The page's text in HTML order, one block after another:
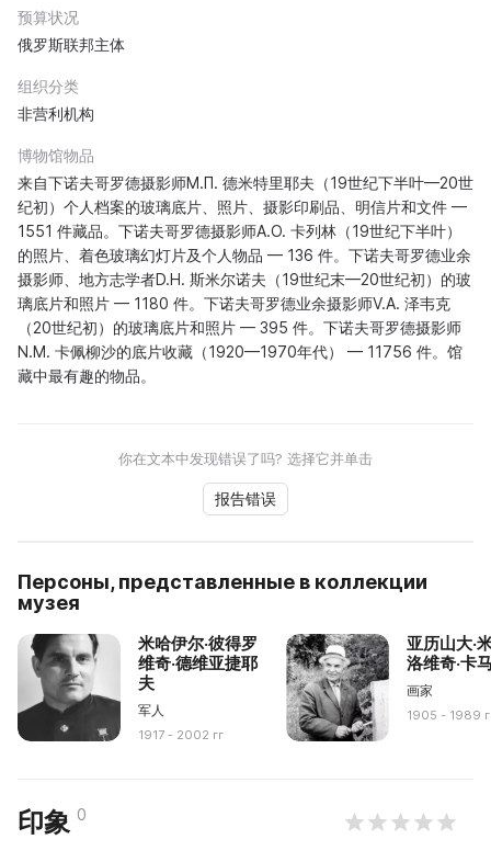
预算状况
俄罗斯联邦主体
组织分类
非营利机构
博物馆物品
来自下诺夫哥罗德摄影师M.П. 德米特里耶夫（19世纪下半叶—20世
纪初）个人档案的玻璃底片、照片、摄影印刷品、明信片和文件 —
1551 件藏品。下诺夫哥罗德摄影师A.О. 卡列林（19世纪下半叶）
的照片、着色玻璃幻灯片及个人物品 — 136 件。下诺夫哥罗德业余
摄影师、地方志学者D.Н. 斯米尔诺夫（19世纪末—20世纪初）的玻
璃底片和照片 — 1180 件。下诺夫哥罗德业余摄影师V.А. 泽韦克
（20世纪初）的玻璃底片和照片 — 395 件。下诺夫哥罗德摄影师
N.М. 卡佩柳沙的底片收藏（1920—1970年代） — 11756 件。馆
藏中最有趣的物品。
你在文本中发现错误了吗? 选择它并单击
报告错误
Персоны, представленные в коллекции
музея
米哈伊尔·彼得罗
维奇·德维亚捷耶
夫
军人
1917 - 2002 гг
亚历山大·
洛维奇·卡
画家
1905 - 1989
印象 0